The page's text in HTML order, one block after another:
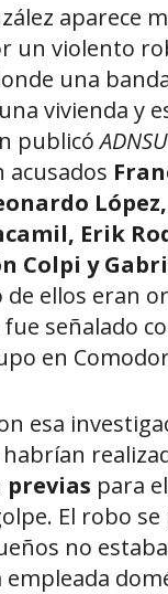
aparece
un violento
una
vivienda y
publicó
acusados
Erik
Colpi y
de ellos eran
señalado
en
esa
para
El robo
no